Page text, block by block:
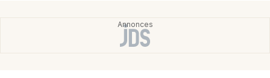
13 - Bouches du Rhône
Choisir mes départements